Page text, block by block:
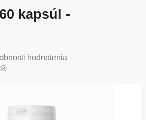
kapsúl -
hodnotenia